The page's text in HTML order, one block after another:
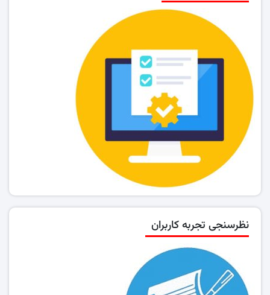
نظرسنجی تجربه کاربران